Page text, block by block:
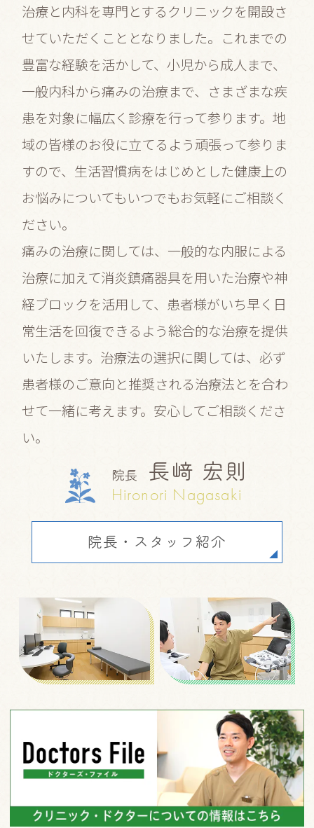
治療と内科を専門とするクリニックを開設さ
せていただくこととなりました。これまでの
豊富な経験を活かして、小児から成人まで、
一般内科から痛みの治療まで、さまざまな疾
患を対象に幅広く診療を行って参ります。地
域の皆様のお役に立てるよう頑張って参りま
すので、生活習慣病をはじめとした健康上の
お悩みについてもいつでもお気軽にご相談く
ださい。
痛みの治療に関しては、一般的な内服による
治療に加えて消炎鎮痛器具を用いた治療や神
経ブロックを活用して、患者様がいち早く日
常生活を回復できるよう総合的な治療を提供
いたします。治療法の選択に関しては、必ず
患者様のご意向と推奨される治療法とを合わ
せて一緒に考えます。安心してご相談くださ
い。
院長 長﨑 宏則
Hironori Nagasaki
院長・スタッフ紹介